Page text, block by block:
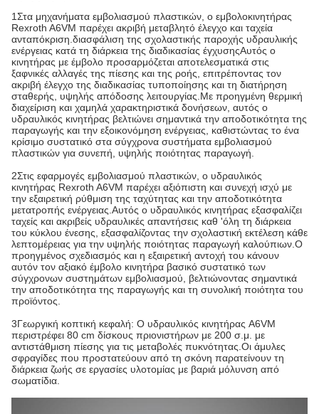
1Στα μηχανήματα εμβολιασμού πλαστικών, ο εμβολοκινητήρας
Rexroth A6VM παρέχει ακριβή μεταβλητό έλεγχο και ταχεία
ανταπόκριση.διασφάλιση της σχολαστικής παροχής υδραυλικής
ενέργειας κατά τη διάρκεια της διαδικασίας έγχυσηςΑυτός ο
κινητήρας με έμβολο προσαρμόζεται αποτελεσματικά στις
ξαφνικές αλλαγές της πίεσης και της ροής, επιτρέποντας τον
ακριβή έλεγχο της διαδικασίας τυποποίησης και τη διατήρηση
σταθερής, υψηλής απόδοσης λειτουργίας.Με προηγμένη θερμική
διαχείριση και χαμηλά χαρακτηριστικά δονήσεων, αυτός ο
υδραυλικός κινητήρας βελτιώνει σημαντικά την αποδοτικότητα της
παραγωγής και την εξοικονόμηση ενέργειας, καθιστώντας το ένα
κρίσιμο συστατικό στα σύγχρονα συστήματα εμβολιασμού
πλαστικών για συνεπή, υψηλής ποιότητας παραγωγή.
2Στις εφαρμογές εμβολιασμού πλαστικών, ο υδραυλικός
κινητήρας Rexroth A6VM παρέχει αξιόπιστη και συνεχή ισχύ με
την εξαιρετική ρύθμιση της ταχύτητας και την αποδοτικότητα
μετατροπής ενέργειας.Αυτός ο υδραυλικός κινητήρας εξασφαλίζει
ταχείς και ακριβείς υδραυλικές απαντήσεις καθ 'όλη τη διάρκεια
του κύκλου ένεσης, εξασφαλίζοντας την σχολαστική εκτέλεση κάθε
λεπτομέρειας για την υψηλής ποιότητας παραγωγή καλούπιων.Ο
προηγμένος σχεδιασμός και η εξαιρετική αντοχή του κάνουν
αυτόν τον αξιακό έμβολο κινητήρα βασικό συστατικό των
σύγχρονων συστημάτων εμβολιασμού, βελτιώνοντας σημαντικά
την αποδοτικότητα της παραγωγής και τη συνολική ποιότητα του
προϊόντος.
3Γεωργική κοπτική κεφαλή: Ο υδραυλικός κινητήρας A6VM
περιστρέφει 80 cm δίσκους πριονιστήρων με 200 σ.μ. με
αντιστάθμιση πίεσης για τις μεταβολές πυκνότητας.Οι άμυλες
σφραγίδες που προστατεύουν από τη σκόνη παρατείνουν τη
διάρκεια ζωής σε εργασίες υλοτομίας με βαριά μόλυνση από
σωματίδια.